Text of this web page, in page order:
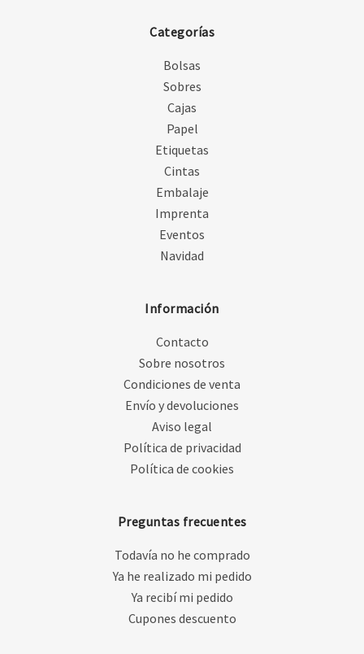
Categorías
Bolsas
Sobres
Cajas
Papel
Etiquetas
Cintas
Embalaje
Imprenta
Eventos
Navidad
Información
Contacto
Sobre nosotros
Condiciones de venta
Envío y devoluciones
Aviso legal
Política de privacidad
Política de cookies
Preguntas frecuentes
Todavía no he comprado
Ya he realizado mi pedido
Ya recibí mi pedido
Cupones descuento